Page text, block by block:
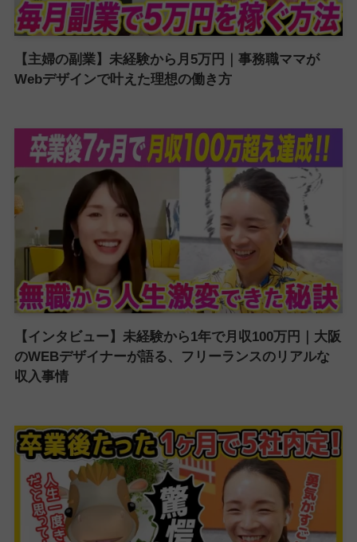
【主婦の副業】未経験から月5万円｜事務職ママが
Webデザインで叶えた理想の働き方
【インタビュー】未経験から1年で月収100万円｜大阪
のWEBデザイナーが語る、フリーランスのリアルな
収入事情